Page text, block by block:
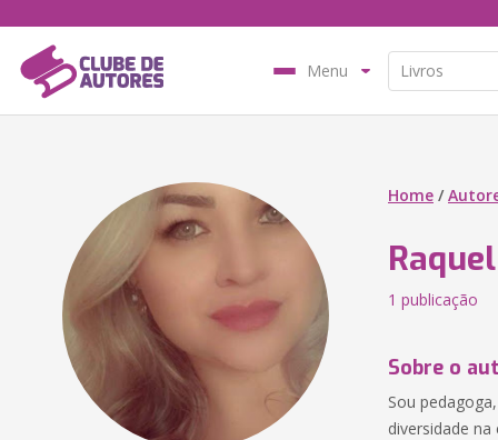
Menu
Home /
1 publicação
Sobre o
Sou
diversidade